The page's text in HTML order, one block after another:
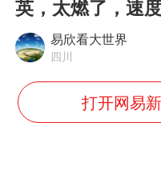
我
百
英，太燃了，速
易欣看大世界
四川
打开网易